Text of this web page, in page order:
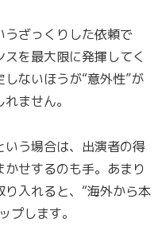
うざっくりした依頼で
を最大限に発揮してく
ないほうが“意外性”が
ません。
いう場合は、出演者の得
せするのも手。あまり
入れると、“海外から本
プします。